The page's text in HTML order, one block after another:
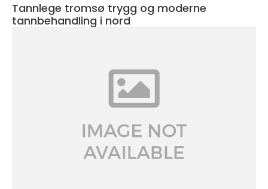
Tannlege tromsø trygg og moderne
tannbehandling i nord